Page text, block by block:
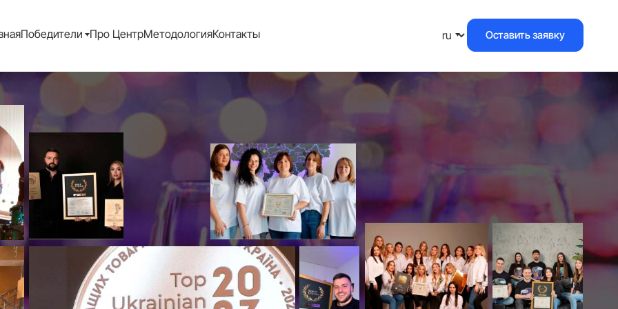
Победители Про ЦентрМетодологияКонтакты Оставить заявку